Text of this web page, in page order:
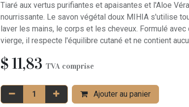
Tiaré aux vertus purifiantes et apaisantes et l'Aloe
nourrissante. Le savon végétal doux MIHIA s'utilise
laver les mains, le corps et les cheveux. Formulé
vierge, il respecte l'équilibre cutané et ne contient
$11,83 TVA comprise
Ajouter au panier